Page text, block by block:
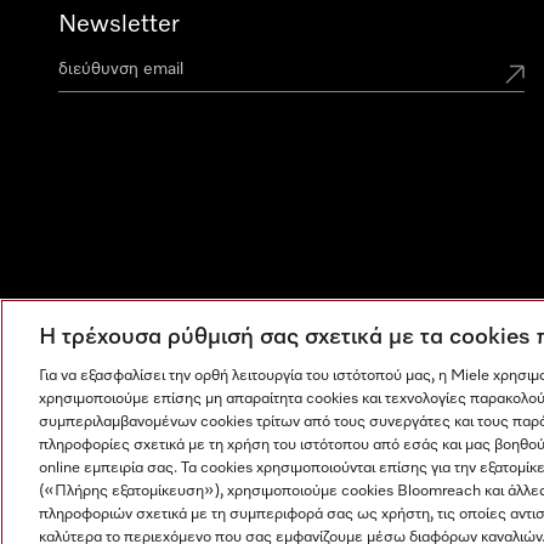
Newsletter
Η εταιρεία μας Όροι και Προϋποθέσεις Προστασία
Η τρέχουσα ρύθμισή σας σχετικά με τα
Για να εξασφαλίσει την ορθή λειτουργία του ιστότοπού μας, η Miele
χρησιμοποιούμε επίσης μη απαραίτητα cookies και τεχνολογίες
συμπεριλαμβανομένων cookies τρίτων από τους συνεργάτες και τους
πληροφορίες σχετικά με τη χρήση του ιστότοπου από εσάς και μας
online εμπειρία σας. Τα cookies χρησιμοποιούνται επίσης για την
(«Πλήρης εξατομίκευση»), χρησιμοποιούμε cookies Bloomreach και
πληροφοριών σχετικά με τη συμπεριφορά σας ως χρήστη, τις οποίες
καλύτερα το περιεχόμενο που σας εμφανίζουμε μέσω διαφόρων